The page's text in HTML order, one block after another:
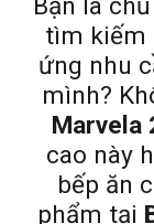
Bạn là
tìm kiếm
ứng nhu
mình?
Marvela
cao này
bếp ăn
phẩm tại